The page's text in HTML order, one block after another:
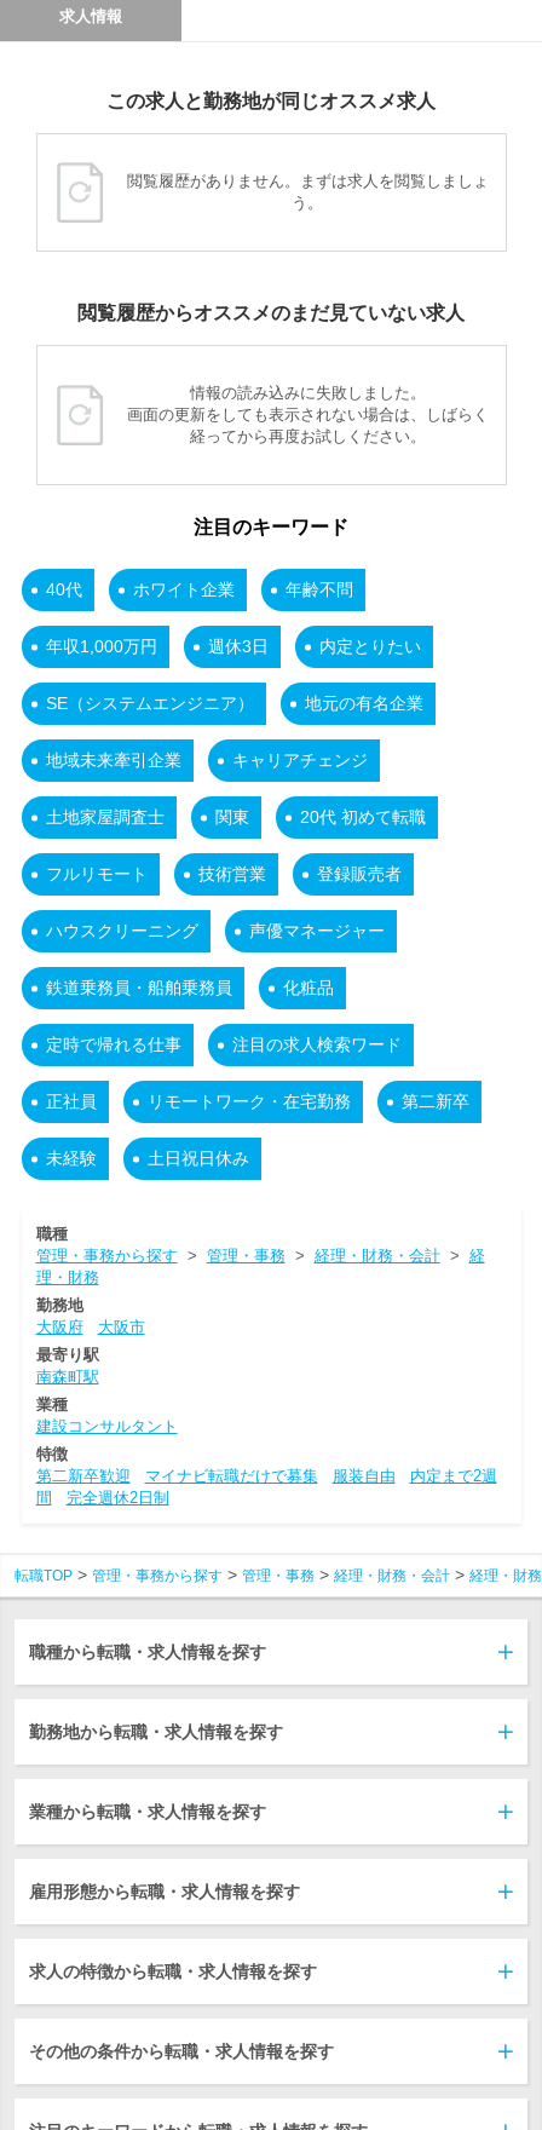
求人情報
この求人と勤務地が同じオススメ求人
閲覧履歴がありません。まずは求人を閲覧しましょ
う。
閲覧履歴からオススメのまだ見ていない求人
情報の読み込みに失敗しました。
画面の更新をしても表示されない場合は、しばらく
経ってから再度お試しください。
注目のキーワード
40代 ホワイト企業 年齢不問
年収1,000万円 週休3日 内定とりたい
SE（システムエンジニア） 地元の有名企業
地域未来牽引企業 キャリアチェンジ
土地家屋調査士 関東 20代 初めて転職
フルリモート 技術営業 登録販売者
ハウスクリーニング 声優マネージャー
鉄道乗務員・船舶乗務員 化粧品
定時で帰れる仕事 注目の求人検索ワード
正社員 リモートワーク・在宅勤務 第二新卒
未経験 土日祝日休み
職種
管理・事務から探す > 管理・事務> 経理・財務・会計> 経
理・財務
勤務地
大阪府
大阪市
最寄り駅
南森町駅
業種
建設コンサルタント
特徴
第二新卒歓迎
マイナビ転職だけで募集 服装自由
内定まで2週
間
完全週休2日制
転職TOP 管理・事務から探す 管理・事務 経理・財務・会計 経理・財務
職種から転職・求人情報を探す
勤務地から転職・求人情報を探す
業種から転職・求人情報を探す
雇用形態から転職・求人情報を探す
求人の特徴から転職・求人情報を探す
その他の条件から転職・求人情報を探す